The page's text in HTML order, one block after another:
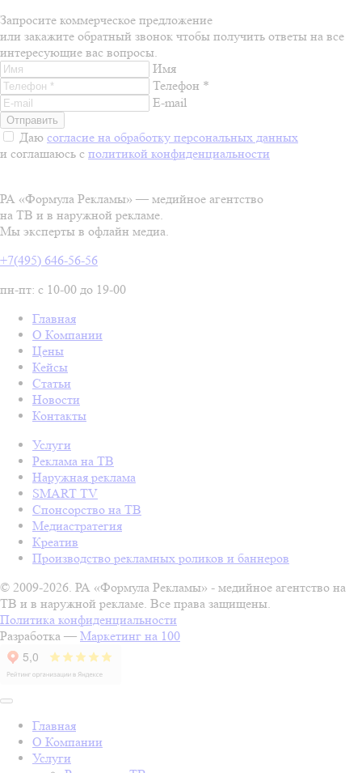
Запросите коммерческое предложение
или закажите обратный звонок чтобы получить ответы на все
интересующие вас вопросы.
Имя
Телефон *
E-mail
Даю согласие на обработку персональных данных
и соглашаюсь с политикой конфиденциальности
РА «Формула Рекламы» — медийное агентство
на ТВ и в наружной рекламе.
Мы эксперты в офлайн медиа.
+7(495) 646-56-56
пн-пт: с 10-00 до 19-00
Главная
О Компании
Цены
Кейсы
Статьи
Новости
Контакты
Услуги
Реклама на ТВ
Наружная реклама
SMART TV
Спонсорство на ТВ
Медиастратегия
Креатив
Производство рекламных роликов и баннеров
© 2009-2026. РА «Формула Рекламы» - медийное агентство на
ТВ и в наружной рекламе. Все права защищены.
Политика конфиденциальности
Разработка — Маркетинг на 100
Главная
О Компании
Услуги